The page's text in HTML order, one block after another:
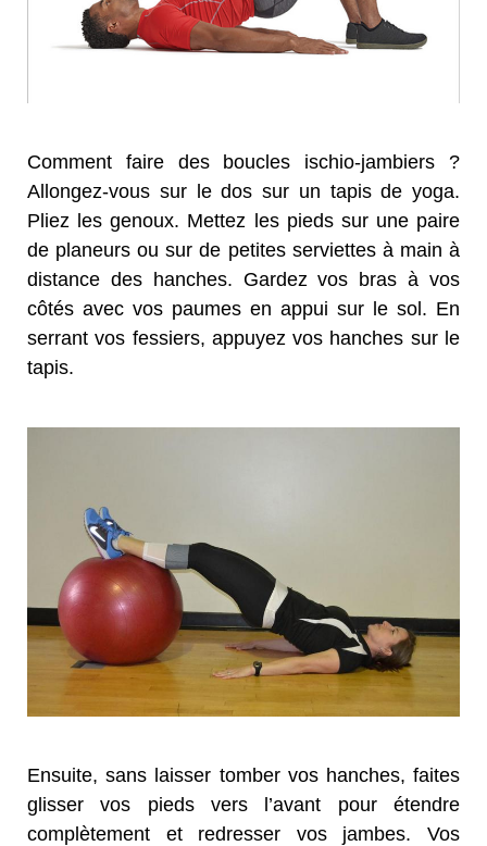
Comment faire des boucles ischio-jambiers ?
Allongez-vous sur le dos sur un tapis de yoga.
Pliez les genoux. Mettez les pieds sur une paire
de planeurs ou sur de petites serviettes à main à
distance des hanches. Gardez vos bras à vos
côtés avec vos paumes en appui sur le sol. En
serrant vos fessiers, appuyez vos hanches sur le
tapis.
Ensuite, sans laisser tomber vos hanches, faites
glisser vos pieds vers l’avant pour étendre
complètement et redresser vos jambes. Vos